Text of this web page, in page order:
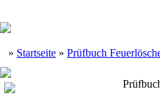
» Startseite » Prüfbuch